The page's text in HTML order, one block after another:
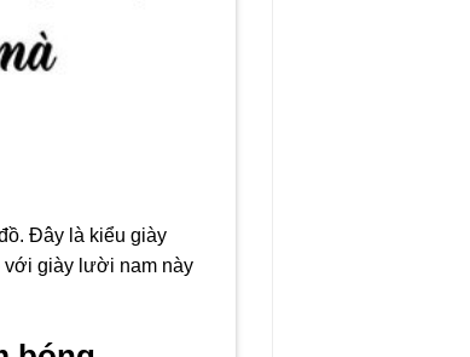
Đây là kiểu giày
với giày lười nam này